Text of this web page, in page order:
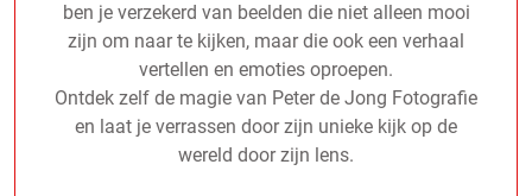
ben je verzekerd van beelden die niet alleen mooi
zijn om naar te kijken, maar die ook een verhaal
vertellen en emoties oproepen.
Ontdek zelf de magie van Peter de Jong Fotografie
en laat je verrassen door zijn unieke kijk op de
wereld door zijn lens.